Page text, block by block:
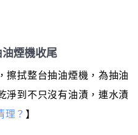
煙機收尾
擦拭整台抽油煙機，為抽油
淨到不只沒有油漬，連水漬
理？ 】